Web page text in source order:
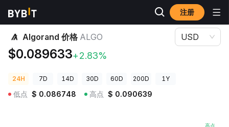
注册
加密货币价格
Algorand 价格 ALGO
$0.089633+2.83%
USD
24H 7D 14D 30D 60D 200D 1Y
低点 $ 0.086748 高点 $ 0.090639